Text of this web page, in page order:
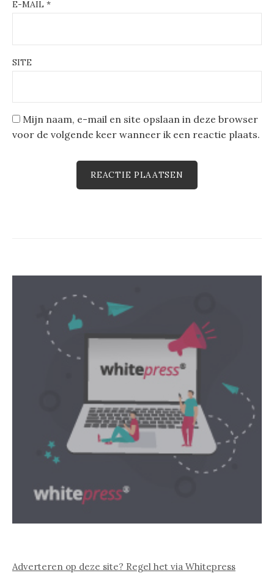
E-MAIL *
SITE
Mijn naam, e-mail en site opslaan in deze browser
voor de volgende keer wanneer ik een reactie plaats.
Adverteren op deze site? Regel het via Whitepress